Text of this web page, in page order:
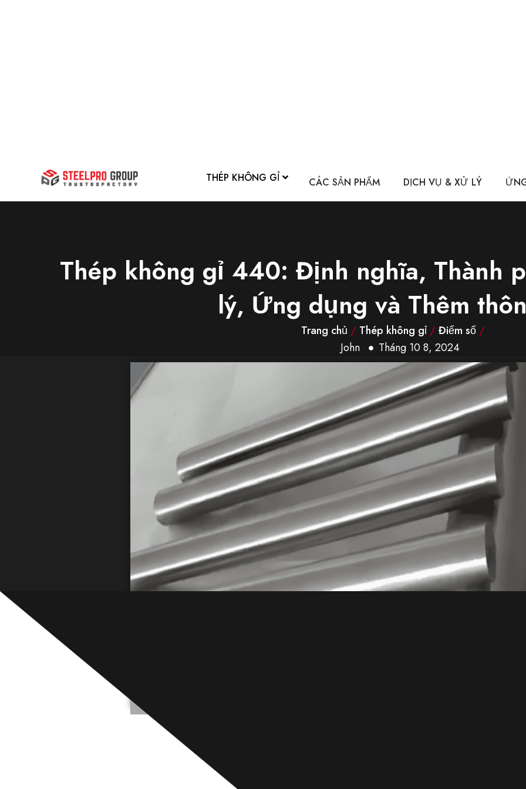
THÉP KHÔNG GỈ CÁC SẢN PHẨM DỊCH VỤ & XỬ LÝ
Thép không gỉ 440: Định nghĩa, Thành
lý, Ứng dụng và Thêm
Trang chủ / Thép không gỉ /Điểm số /
John
Tháng 10 8, 2024